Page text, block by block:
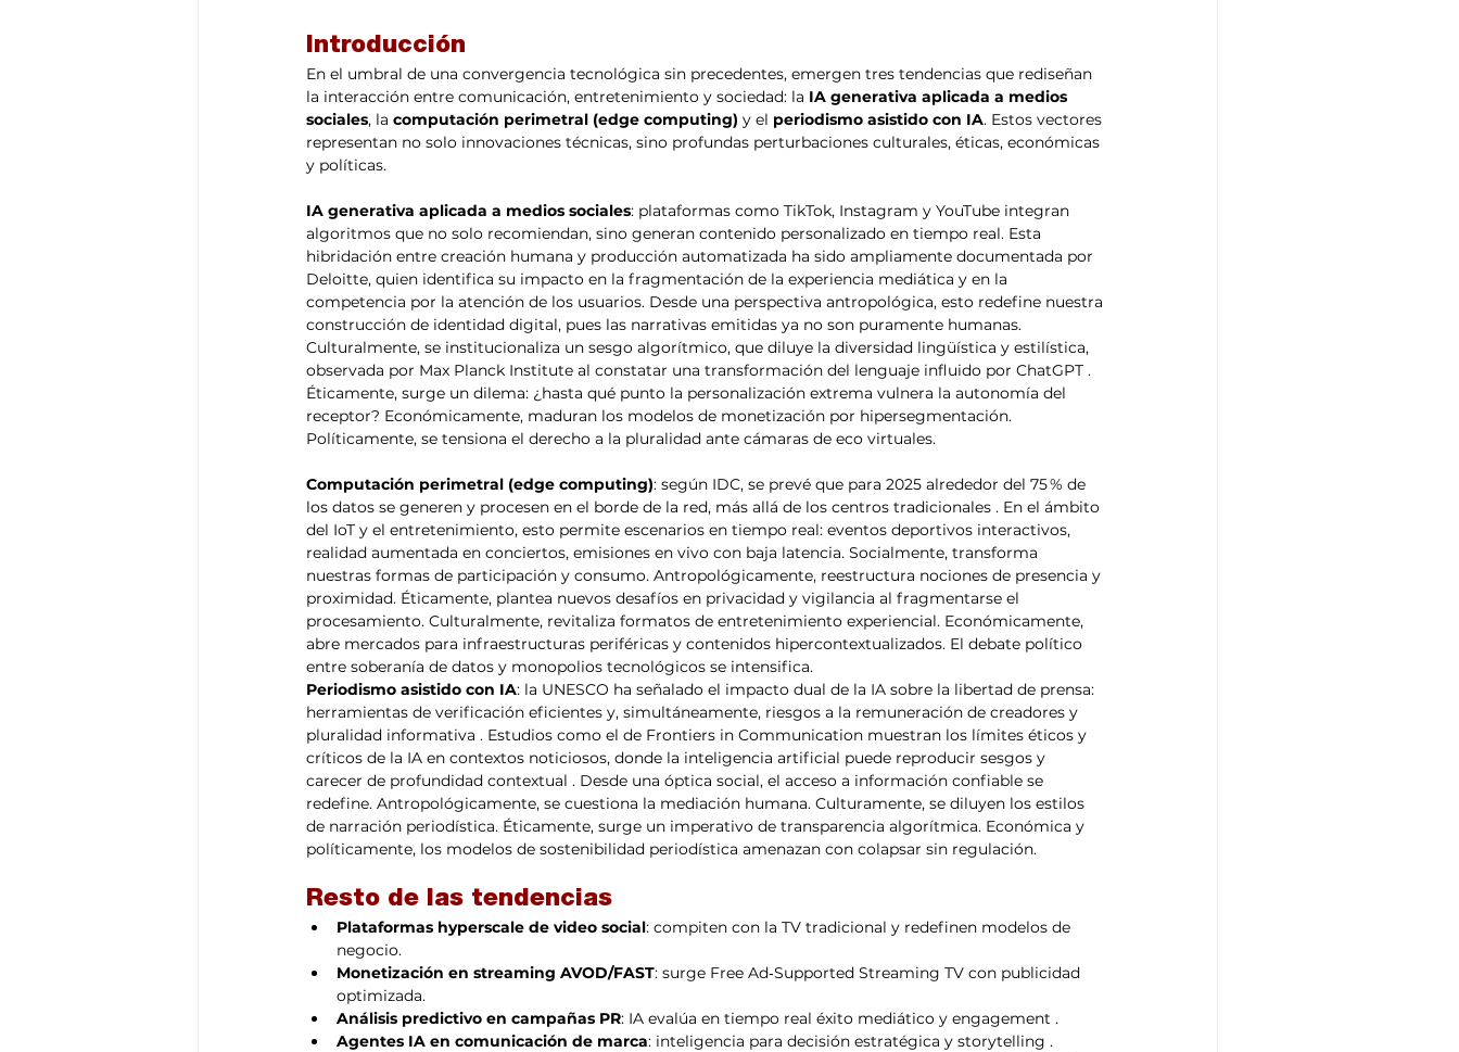
Introducción
En el umbral de una convergencia tecnológica sin precedentes, emergen tres tendencias que rediseñan
la interacción entre comunicación, entretenimiento y sociedad: la IA generativa aplicada a medios
sociales, la computación perimetral (edge computing) y el periodismo asistido con IA. Estos vectores
representan no solo innovaciones técnicas, sino profundas perturbaciones culturales, éticas, económicas
y políticas.
IA generativa aplicada a medios sociales: plataformas como TikTok, Instagram y YouTube integran
algoritmos que no solo recomiendan, sino generan contenido personalizado en tiempo real. Esta
hibridación entre creación humana y producción automatizada ha sido ampliamente documentada por
Deloitte, quien identifica su impacto en la fragmentación de la experiencia mediática y en la
competencia por la atención de los usuarios. Desde una perspectiva antropológica, esto redefine nuestra
construcción de identidad digital, pues las narrativas emitidas ya no son puramente humanas.
Culturalmente, se institucionaliza un sesgo algorítmico, que diluye la diversidad lingüística y estilística,
observada por Max Planck Institute al constatar una transformación del lenguaje influido por ChatGPT .
Éticamente, surge un dilema: ¿hasta qué punto la personalización extrema vulnera la autonomía del
receptor? Económicamente, maduran los modelos de monetización por hipersegmentación.
Políticamente, se tensiona el derecho a la pluralidad ante cámaras de eco virtuales.
Computación perimetral (edge computing): según IDC, se prevé que para 2025 alrededor del 75 % de
los datos se generen y procesen en el borde de la red, más allá de los centros tradicionales . En el ámbito
del IoT y el entretenimiento, esto permite escenarios en tiempo real: eventos deportivos interactivos,
realidad aumentada en conciertos, emisiones en vivo con baja latencia. Socialmente, transforma
nuestras formas de participación y consumo. Antropológicamente, reestructura nociones de presencia y
proximidad. Éticamente, plantea nuevos desafíos en privacidad y vigilancia al fragmentarse el
procesamiento. Culturalmente, revitaliza formatos de entretenimiento experiencial. Económicamente,
abre mercados para infraestructuras periféricas y contenidos hipercontextualizados. El debate político
entre soberanía de datos y monopolios tecnológicos se intensifica.
Periodismo asistido con IA: la UNESCO ha señalado el impacto dual de la IA sobre la libertad de prensa:
herramientas de verificación eficientes y, simultáneamente, riesgos a la remuneración de creadores y
pluralidad informativa . Estudios como el de Frontiers in Communication muestran los límites éticos y
críticos de la IA en contextos noticiosos, donde la inteligencia artificial puede reproducir sesgos y
carecer de profundidad contextual . Desde una óptica social, el acceso a información confiable se
redefine. Antropológicamente, se cuestiona la mediación humana. Culturamente, se diluyen los estilos
de narración periodística. Éticamente, surge un imperativo de transparencia algorítmica. Económica y
políticamente, los modelos de sostenibilidad periodística amenazan con colapsar sin regulación.
Resto de las tendencias
Plataformas hyperscale de video social: compiten con la TV tradicional y redefinen modelos de
negocio.
Monetización en streaming AVOD/FAST: surge Free Ad‑Supported Streaming TV con publicidad
optimizada.
Análisis predictivo en campañas PR: IA evalúa en tiempo real éxito mediático y engagement .
Agentes IA en comunicación de marca: inteligencia para decisión estratégica y storytelling .